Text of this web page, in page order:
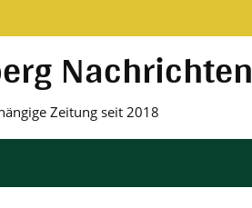
Nachrichten
Zeitung seit 2018